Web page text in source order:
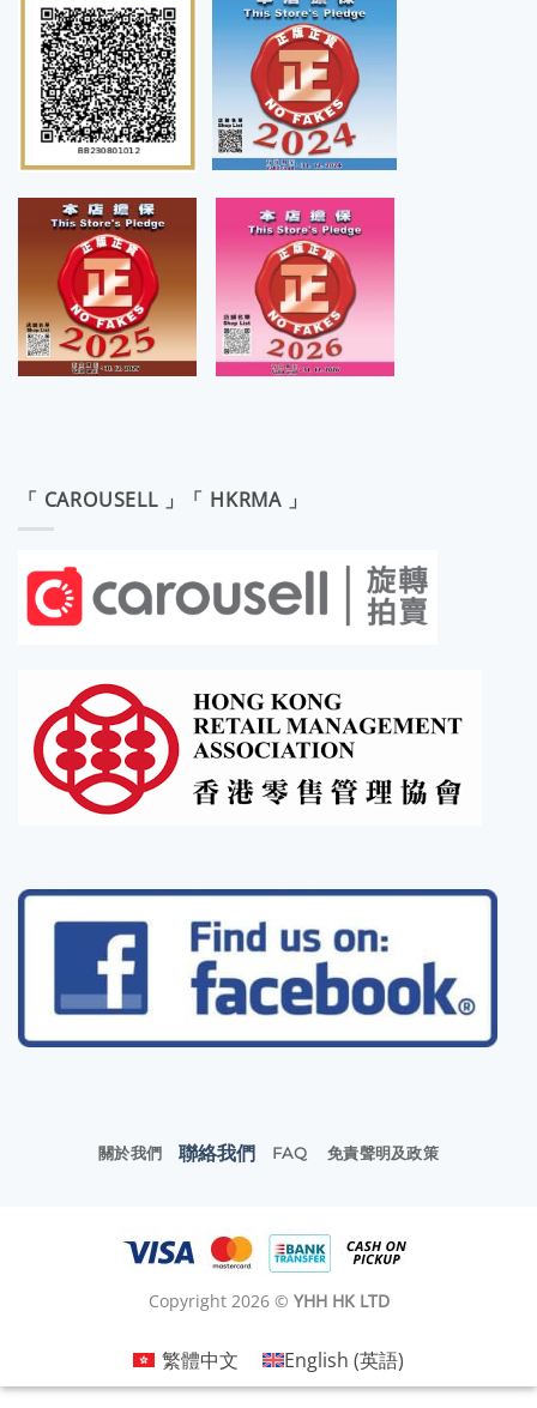
「 CAROUSELL 」「 HKRMA 」
關於我們 聯絡我們 FAQ 免責聲明及政策
Copyright 2026 © YHH HK LTD
繁體中文 English (英語)